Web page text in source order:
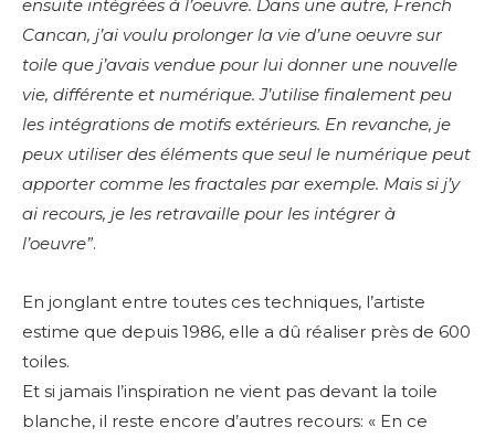
ensuite intégrées à l’oeuvre. Dans une autre, French
Cancan, j’ai voulu prolonger la vie d’une oeuvre sur
toile que j’avais vendue pour lui donner une nouvelle
vie, différente et numérique. J’utilise finalement peu
les intégrations de motifs extérieurs. En revanche, je
peux utiliser des éléments que seul le numérique peut
apporter comme les fractales par exemple. Mais si j’y
ai recours, je les retravaille pour les intégrer à
l’oeuvre”.
En jonglant entre toutes ces techniques, l’artiste
estime que depuis 1986, elle a dû réaliser près de 600
toiles.
Et si jamais l’inspiration ne vient pas devant la toile
blanche, il reste encore d’autres recours: « En ce